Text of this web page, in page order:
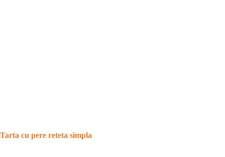
Tarta cu pere reteta simpla